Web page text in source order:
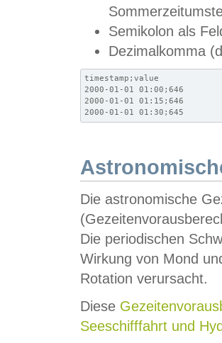
Semikolon als
Dezimalkomma
timestamp;value
2000-01-01 01:00;646
2000-01-01 01:15;646
2000-01-01 01:30;645
Die astronomische
Die periodischen
Wirkung von Mond
Rotation verursacht.
Diese
Seeschifffahrt und